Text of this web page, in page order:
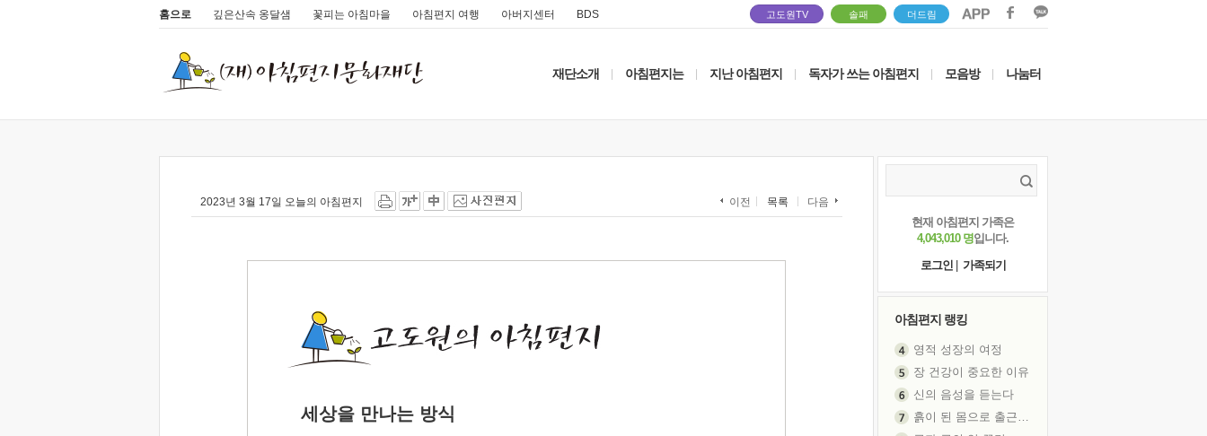
홈으로 깊은산속 옹달샘 꽃피는 아침마을 아침편지 여행 아버지센터 BDS 고도원TV 솔패 더드림
재단소개 아침편지는 지난 아침편지 독자가 쓰는 아침편지 모음방 나눔터
2023년 3월 17일 오늘의 아침편지 이전 목록 다음
세상을 만나는 방식
현재 아침편지 가족은
4,043,010 명입니다.
로그인
가족되기
아침편지 랭킹
영적 성장의 여정
장 건강이 중요한 이유
신의 음성을 듣는다
흙이 된 몸으로 출근하는 여자